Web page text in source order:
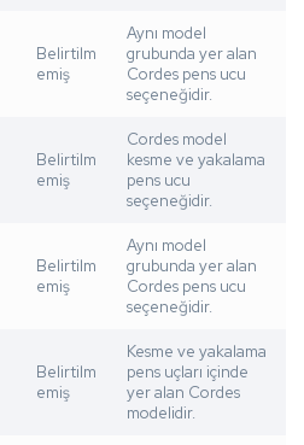
Belirtilm
emiş
Aynı model
grubunda yer alan
Cordes pens ucu
seçeneğidir.
Belirtilm
emiş
Cordes model
kesme ve yakalama
pens ucu
seçeneğidir.
Belirtilm
emiş
Aynı model
grubunda yer alan
Cordes pens ucu
seçeneğidir.
Belirtilm
emiş
Kesme ve yakalama
pens uçları içinde
yer alan Cordes
modelidir.